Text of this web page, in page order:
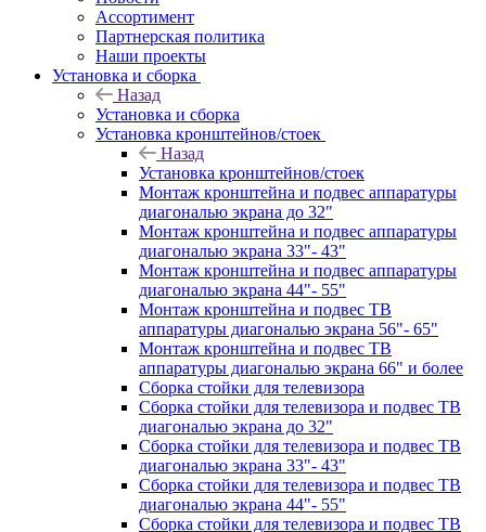
Ассортимент
Партнерская политика
Наши проекты
Установка и сборка
Назад
Установка и сборка
Установка кронштейнов/стоек
Назад
Установка кронштейнов/стоек
Монтаж кронштейна и подвес аппаратуры
диагональю экрана до 32"
Монтаж кронштейна и подвес аппаратуры
диагональю экрана 33"- 43"
Монтаж кронштейна и подвес аппаратуры
диагональю экрана 44"- 55"
Монтаж кронштейна и подвес ТВ
аппаратуры диагональю экрана 56"- 65"
Монтаж кронштейна и подвес ТВ
аппаратуры диагональю экрана 66" и более
Сборка стойки для телевизора
Сборка стойки для телевизора и подвес ТВ
диагональю экрана до 32"
Сборка стойки для телевизора и подвес ТВ
диагональю экрана 33"- 43"
Сборка стойки для телевизора и подвес ТВ
диагональю экрана 44"- 55"
Сборка стойки для телевизора и подвес ТВ